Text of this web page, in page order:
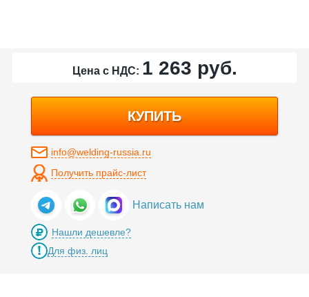
Цена с НДС: 1 263 руб.
КУПИТЬ
info@welding-russia.ru
Получить прайс-лист
Написать нам
Нашли дешевле?
Для физ. лиц